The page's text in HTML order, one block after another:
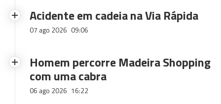
Acidente em cadeia na Via Rápida
07 ago 2026 09:06
Homem percorre Madeira Shopping
com uma cabra
06 ago 2026 16:22